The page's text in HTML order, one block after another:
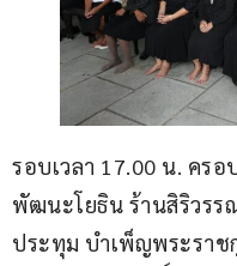
รอบเวลา 17.00 น. คร
พัฒนะโยธิน ร้านสิริวรร
ประทุม บำเพ็ญพระราช